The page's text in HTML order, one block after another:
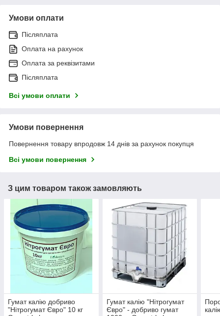
Умови оплати
Післяплата
Оплата на рахунок
Оплата за реквізитами
Післяплата
Всі умови оплати
Умови повернення
Повернення товару впродовж 14 днів за рахунок покупця
Всі умови повернення
З цим товаром також замовляють
Гумат калію добриво
"Нітрогумат Євро" 10 кг
Гумат калію "Нітрогумат
Євро" - добриво гумат